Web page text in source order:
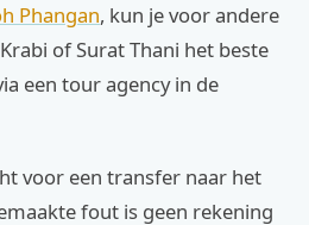
Phangan, kun je voor andere
of Surat Thani het beste
een tour agency in de
voor een transfer naar het
fout is geen rekening